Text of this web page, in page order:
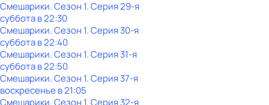
Смешарики. Сезон 1. Серия 29-я
субботав22:30
Смешарики. Сезон 1. Серия 30-я
субботав22:40
Смешарики. Сезон 1. Серия 31-я
субботав22:50
Смешарики. Сезон 1. Серия 37-я
воскресенье в21:05
Смешарики. Сезон 1. Серия 32-я